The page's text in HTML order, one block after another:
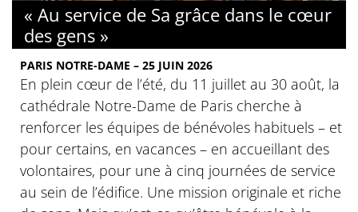
« Au service de Sa grâce dans le cœur
des gens »
PARIS NOTRE-DAME – 25 JUIN 2026
En plein cœur de l’été, du 11 juillet au 30 août, la
cathédrale Notre-Dame de Paris cherche à
renforcer les équipes de bénévoles habituels – et
pour certains, en vacances – en accueillant des
volontaires, pour une à cinq journées de service
au sein de l’édifice. Une mission originale et riche